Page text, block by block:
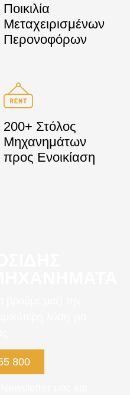
Ποικιλία
Μεταχειρισμένων
Περονοφόρων
200+ Στόλος
Μηχανημάτων
προς Ενοικίαση
800